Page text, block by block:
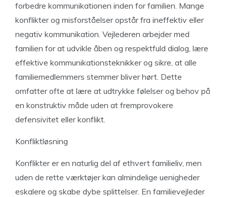
forbedre kommunikationen inden for familien. Mange
konflikter og misforståelser opstår fra ineffektiv eller
negativ kommunikation. Vejlederen arbejder med
familien for at udvikle åben og respektfuld dialog, lære
effektive kommunikationsteknikker og sikre, at alle
familiemedlemmers stemmer bliver hørt. Dette
omfatter ofte at lære at udtrykke følelser og behov på
en konstruktiv måde uden at fremprovokere
defensivitet eller konflikt.
Konfliktløsning
Konflikter er en naturlig del af ethvert familieliv, men
uden de rette værktøjer kan almindelige uenigheder
eskalere og skabe dybe splittelser. En familievejleder